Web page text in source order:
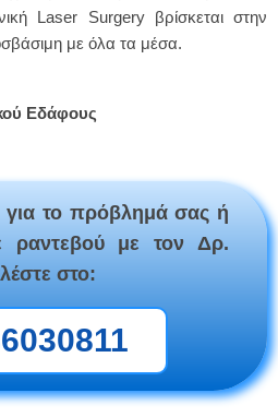
Laser Surgery βρίσκεται στην
με όλα τα μέσα.
Εδάφους
για το πρόβλημά σας ή
ραντεβού με τον Δρ.
στο: